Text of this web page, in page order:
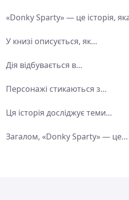
«Donky Sparty» — це історія,
У книзі описується, як…
Дія відбувається в…
Персонажі стикаються з…
Ця історія досліджує теми…
Загалом, «Donky Sparty» — це…